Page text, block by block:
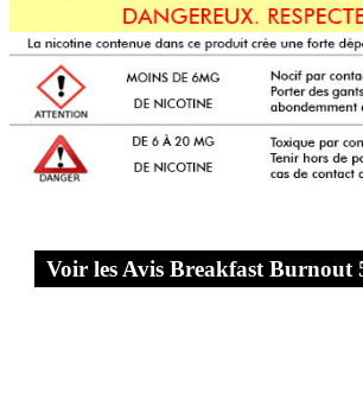
Voir les Avis Breakfast